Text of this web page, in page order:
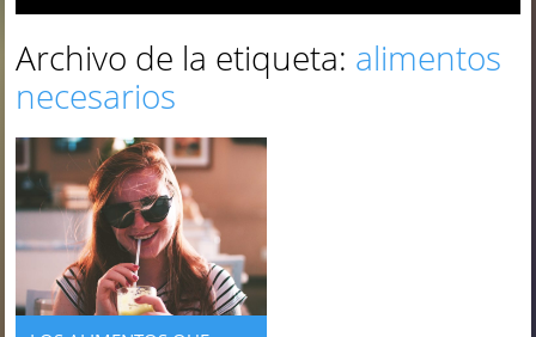
Archivo de la etiqueta: alimentos
necesarios